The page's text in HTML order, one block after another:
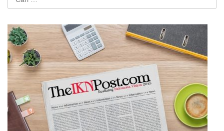
untuk: